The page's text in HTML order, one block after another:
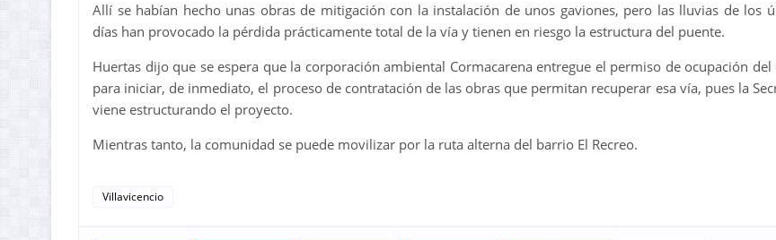
Allí se habían hecho unas obras de mitigación con la instalación de unos gaviones, pero las lluvias de los
días han provocado la pérdida prácticamente total de la vía y tienen en riesgo la estructura del puente.
Huertas dijo que se espera que la corporación ambiental Cormacarena entregue el permiso de ocupación del
para iniciar, de inmediato, el proceso de contratación de las obras que permitan recuperar esa vía, pues la
viene estructurando el proyecto.
Mientras tanto, la comunidad se puede movilizar por la ruta alterna del barrio El Recreo.
Villavicencio